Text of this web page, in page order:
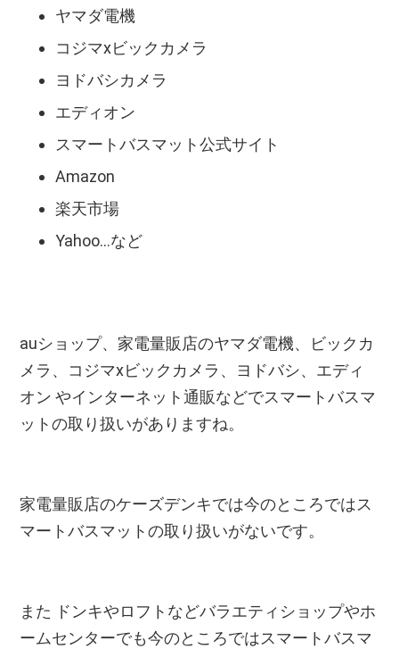
ヤマダ電機
コジマxビックカメラ
ヨドバシカメラ
エディオン
スマートバスマット公式サイト
Amazon
楽天市場
Yahoo...など
auショップ、家電量販店のヤマダ電機、ビックカ
メラ、コジマxビックカメラ、ヨドバシ、エディ
オン やインターネット通販などでスマートバスマ
ットの取り扱いがありますね。
家電量販店のケーズデンキでは今のところではス
マートバスマットの取り扱いがないです。
また ドンキやロフトなどバラエティショップやホ
ームセンターでも今のところではスマートバスマ